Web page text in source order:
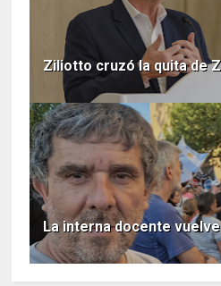
Ziliotto cruzó la quita de
La interna docente